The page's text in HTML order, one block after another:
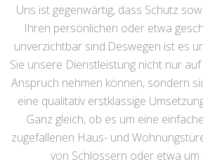
Uns ist gegenwärtig, dass Schutz
Ihren persönlichen oder etwa
unverzichtbar sind.Deswegen ist es
Sie unsere Dienstleistung nicht nur
Anspruch nehmen können, sondern
eine qualitativ erstklassige
Ganz gleich, ob es um eine
zugefallenen Haus- und
von Schlössern oder etwa um